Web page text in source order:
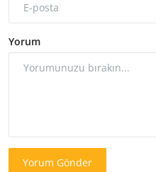
Yorum
Yorum Gönder